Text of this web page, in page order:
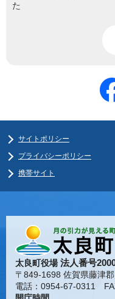
た
サイトポリシー
プライバシーポリシー
携帯サイト
太良町役場法人番号
〒849-1698 佐賀県藤津
電話：0954-67-0311